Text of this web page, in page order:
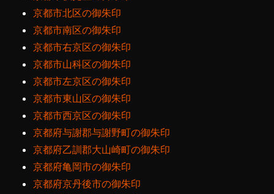
京都市北区の御朱印
京都市南区の御朱印
京都市右京区の御朱印
京都市山科区の御朱印
京都市左京区の御朱印
京都市東山区の御朱印
京都市西京区の御朱印
京都府与謝郡与謝野町の御朱印
京都府乙訓郡大山崎町の御朱印
京都府亀岡市の御朱印
京都府京丹後市の御朱印